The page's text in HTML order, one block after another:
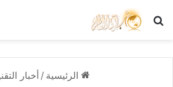
بحث عن
الرئيسية / أخبار